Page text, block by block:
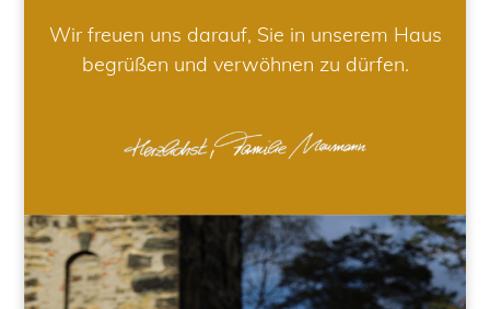
Wir freuen uns darauf, Sie in unserem Haus
begrüßen und verwöhnen zu dürfen.